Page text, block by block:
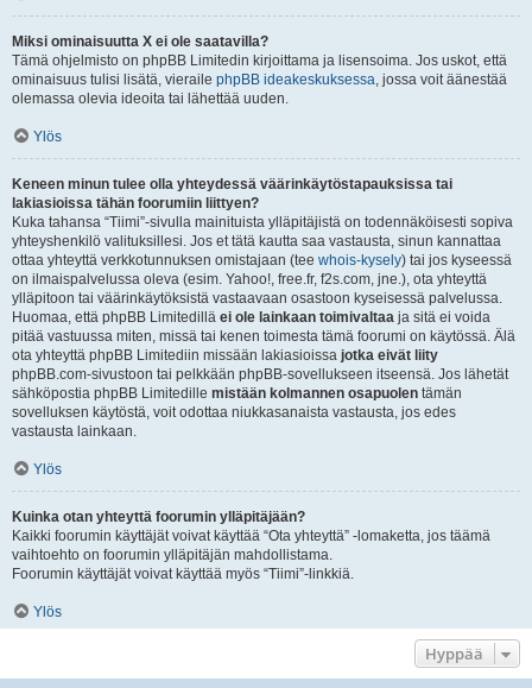
Miksi ominaisuutta X ei ole saatavilla?
Tämä ohjelmisto on phpBB Limitedin kirjoittama ja lisensoima. Jos uskot, että
ominaisuus tulisi lisätä, vieraile phpBB ideakeskuksessa, jossa voit äänestää
olemassa olevia ideoita tai lähettää uuden.
Ylös
Keneen minun tulee olla yhteydessä väärinkäytöstapauksissa tai
lakiasioissa tähän foorumiin liittyen?
Kuka tahansa “Tiimi”-sivulla mainituista ylläpitäjistä on todennäköisesti sopiva
yhteyshenkilö valituksillesi. Jos et tätä kautta saa vastausta, sinun kannattaa
ottaa yhteyttä verkkotunnuksen omistajaan (tee whois-kysely) tai jos kyseessä
on ilmaispalvelussa oleva (esim. Yahoo!, free.fr, f2s.com, jne.), ota yhteyttä
ylläpitoon tai väärinkäytöksistä vastaavaan osastoon kyseisessä palvelussa.
Huomaa, että phpBB Limitedillä ei ole lainkaan toimivaltaa ja sitä ei voida
pitää vastuussa miten, missä tai kenen toimesta tämä foorumi on käytössä. Älä
ota yhteyttä phpBB Limitediin missään lakiasioissa jotka eivät liity
phpBB.com-sivustoon tai pelkkään phpBB-sovellukseen itseensä. Jos lähetät
sähköpostia phpBB Limitedille mistään kolmannen osapuolen tämän
sovelluksen käytöstä, voit odottaa niukkasanaista vastausta, jos edes
vastausta lainkaan.
Ylös
Kuinka otan yhteyttä foorumin ylläpitäjään?
Kaikki foorumin käyttäjät voivat käyttää “Ota yhteyttä” -lomaketta, jos täämä
vaihtoehto on foorumin ylläpitäjän mahdollistama.
Foorumin käyttäjät voivat käyttää myös “Tiimi”-linkkiä.
Ylös
Hyppää